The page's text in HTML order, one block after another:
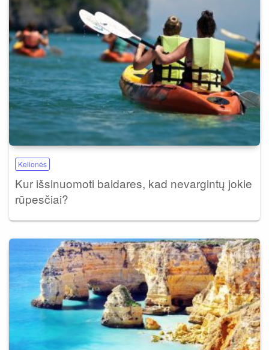
Kelionės
Kur išsinuomoti baidares, kad nevargintų jokie
rūpesčiai?